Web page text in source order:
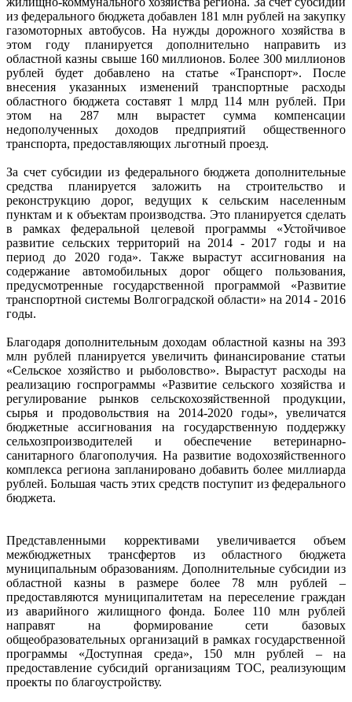
из федерального бюджета добавлен 181 млн рублей на закупку
газомоторных автобусов. На нужды дорожного хозяйства в
этом году планируется дополнительно направить из
областной казны свыше 160 миллионов. Более 300 миллионов
рублей будет добавлено на статье «Транспорт». После
внесения указанных изменений транспортные расходы
областного бюджета составят 1 млрд 114 млн рублей. При
этом на 287 млн вырастет сумма компенсации
недополученных доходов предприятий общественного
транспорта, предоставляющих льготный проезд.
За счет субсидии из федерального бюджета дополнительные
средства планируется заложить на строительство и
реконструкцию дорог, ведущих к сельским населенным
пунктам и к объектам производства. Это планируется сделать
в рамках федеральной целевой программы «Устойчивое
развитие сельских территорий на 2014 - 2017 годы и на
период до 2020 года». Также вырастут ассигнования на
содержание автомобильных дорог общего пользования,
предусмотренные государственной программой «Развитие
транспортной системы Волгоградской области» на 2014 - 2016
годы.
Благодаря дополнительным доходам областной казны на 393
млн рублей планируется увеличить финансирование статьи
«Сельское хозяйство и рыболовство». Вырастут расходы на
реализацию госпрограммы «Развитие сельского хозяйства и
регулирование рынков сельскохозяйственной продукции,
сырья и продовольствия на 2014-2020 годы», увеличатся
бюджетные ассигнования на государственную поддержку
сельхозпроизводителей и обеспечение ветеринарно-
санитарного благополучия. На развитие водохозяйственного
комплекса региона запланировано добавить более миллиарда
рублей. Большая часть этих средств поступит из федерального
бюджета.
Представленными коррективами увеличивается объем
межбюджетных трансфертов из областного бюджета
муниципальным образованиям. Дополнительные субсидии из
областной казны в размере более 78 млн рублей –
предоставляются муниципалитетам на переселение граждан
из аварийного жилищного фонда. Более 110 млн рублей
направят на формирование сети базовых
общеобразовательных организаций в рамках государственной
программы «Доступная среда», 150 млн рублей – на
предоставление субсидий организациям ТОС, реализующим
проекты по благоустройству.